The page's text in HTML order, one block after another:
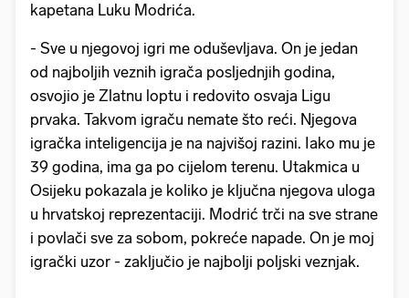
kapetana Luku Modrića.
- Sve u njegovoj igri me oduševljava. On je jedan
od najboljih veznih igrača posljednjih godina,
osvojio je Zlatnu loptu i redovito osvaja Ligu
prvaka. Takvom igraču nemate što reći. Njegova
igračka inteligencija je na najvišoj razini. Iako mu je
39 godina, ima ga po cijelom terenu. Utakmica u
Osijeku pokazala je koliko je ključna njegova uloga
u hrvatskoj reprezentaciji. Modrić trči na sve strane
i povlači sve za sobom, pokreće napade. On je moj
igrački uzor - zaključio je najbolji poljski veznjak.